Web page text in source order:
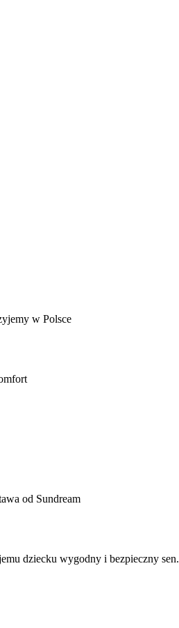
dziecku wygodny i bezpieczny sen.